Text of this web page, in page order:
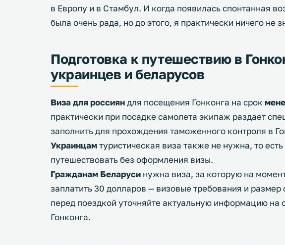
в Европу и в Стамбул. И когда появилась спонтанная
была очень рада, но до этого, я практически ничего не
Подготовка к путешествию в
украинцев и беларусов
Виза для россияндля посещения Гонконга на срок
практически при посадке самолета экипаж раздает
заполнить для прохождения таможенного контроля в
Украинцамтуристическая виза также не нужна, то есть
путешествовать без оформления визы.
Гражданам Беларуси нужна виза, за которую на
заплатить 30 долларов — визовые требования и размер
перед поездкой уточняйте актуальную информацию на
Гонконга.